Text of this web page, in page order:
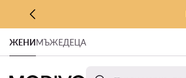
КЪМ ОСНОВНОТО СЪДЪРЖАНИЕ
КЪМ ТЪРСЕНЕ
ЖЕНИМЪЖЕДЕЦА